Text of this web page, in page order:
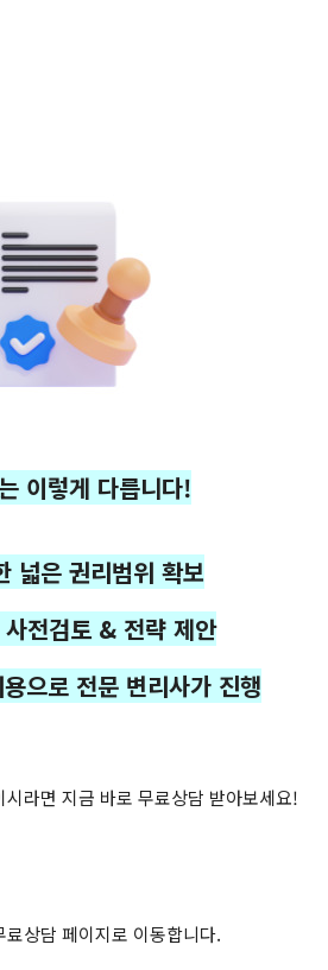
이렇게 다릅니다!
넓은 권리범위 확보
전검토 & 전략 제안
으로 전문 변리사가 진행
라면 지금 바로 무료상담 받아보세요!
상담 페이지로 이동합니다.